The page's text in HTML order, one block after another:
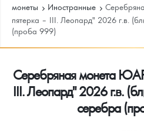
Каталог
Инвестиционные монеты
Монеты Россия и СССР
Памятные и старинные монеты
Как сделать заказ
Подлинность монет
Доставка
монеты
Иностранные
пятерка – III. Леопард" 2026 г.в.
(проба 999)
Серебряная монета
III. Леопард" 2026 г.в.
серебра